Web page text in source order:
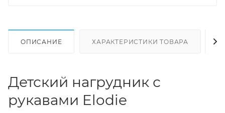
ОПИСАНИЕ ХАРАКТЕРИСТИКИ ТОВАРА
Детский нагрудник с
рукавами Elodie